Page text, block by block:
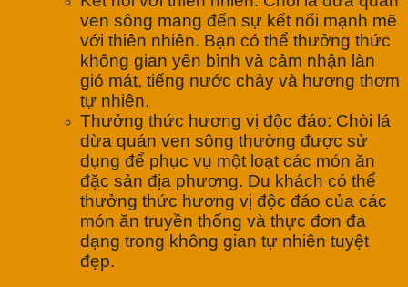
ven sông mang đến sự kết nối mạnh mẽ
với thiên nhiên. Bạn có thể thưởng thức
không gian yên bình và cảm nhận làn
gió mát, tiếng nước chảy và hương thơm
tự nhiên.
Thưởng thức hương vị độc đáo: Chòi lá
dừa quán ven sông thường được sử
dụng để phục vụ một loạt các món ăn
đặc sản địa phương. Du khách có thể
thưởng thức hương vị độc đáo của các
món ăn truyền thống và thực đơn đa
dạng trong không gian tự nhiên tuyệt
đẹp.